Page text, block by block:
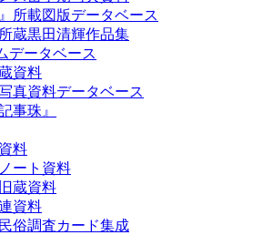
所載図版データベース
蔵黒田清輝作品集
データベース
資料
真資料データベース
事珠』
料
ート資料
蔵資料
資料
俗調査カード集成